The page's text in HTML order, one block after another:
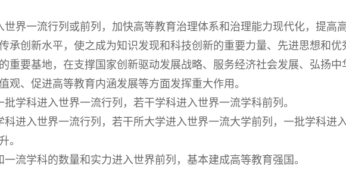
一流行列或前列，加快高等教育治理体系和治理能力现代化，提高
承创新水平，使之成为知识发现和科技创新的重要力量、先进思想和优
重要基地，在支撑国家创新驱动发展战略、服务经济社会发展、弘扬中
观、促进高等教育内涵发展等方面发挥重大作用。
科进入世界一流行列，若干学科进入世界一流学科前列。
入世界一流行列，若干所大学进入世界一流大学前列，一批学科进
。
学科的数量和实力进入世界前列，基本建成高等教育强国。